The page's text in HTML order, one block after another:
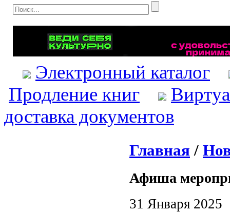
Электронный каталог
Продление книг
доставка документов
Главная /
Афиша
31 Января 2025